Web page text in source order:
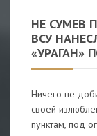
НЕ СУМЕВ
ВСУ
«УРАГАН»
Ничего не
своей
пунктам, под